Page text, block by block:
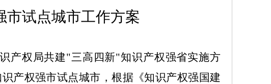
市试点城市工作方案
产权局共建"三高四新"知识产权强省实施方
产权强市试点城市，根据《知识产权强国建